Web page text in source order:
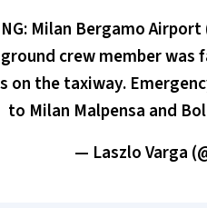
Milan Bergamo
crew member
on the taxiway.
to Milan Malpensa and
— Laszlo Varga